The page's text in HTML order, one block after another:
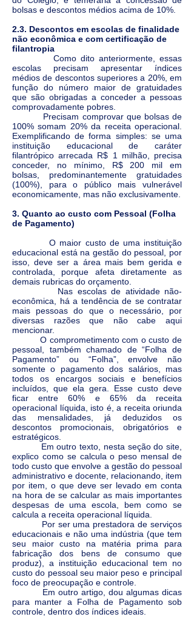
bolsas e descontos médios acima de 10%.
2.3. Descontos em escolas de finalidade
não econômica e com certificação de
filantropia
Como dito anteriormente, essas
escolas precisam apresentar índices
médios de descontos superiores a 20%, em
função do número maior de gratuidades
que são obrigadas a conceder a pessoas
comprovadamente pobres.
Precisam comprovar que bolsas de
100% somam 20% da receita operacional.
Exemplificando de forma simples: se uma
instituição educacional de caráter
filantrópico arrecada R$ 1 milhão, precisa
conceder, no mínimo, R$ 200 mil em
bolsas, predominantemente gratuidades
(100%), para o público mais vulnerável
economicamente, mas não exclusivamente.
3. Quanto ao custo com Pessoal (Folha
de Pagamento)
O maior custo de uma instituição
educacional está na gestão do pessoal, por
isso, deve ser a área mais bem gerida e
controlada, porque afeta diretamente as
demais rubricas do orçamento.
Nas escolas de atividade não-
econômica, há a tendência de se contratar
mais pessoas do que o necessário, por
diversas razões que não cabe aqui
mencionar.
O comprometimento com o custo de
pessoal, também chamado de “Folha de
Pagamento” ou “Folha”, envolve não
somente o pagamento dos salários, mas
todos os encargos sociais e benefícios
incluídos, que ela gera. Esse custo deve
ficar entre 60% e 65% da receita
operacional líquida, isto é, a receita oriunda
das mensalidades, já deduzidos os
descontos promocionais, obrigatórios e
estratégicos.
Em outro texto, nesta seção do site,
explico como se calcula o peso mensal de
todo custo que envolve a gestão do pessoal
administrativo e docente, relacionando, item
por item, o que deve ser levado em conta
na hora de se calcular as mais importantes
despesas de uma escola, bem como se
calcula a receita operacional líquida.
Por ser uma prestadora de serviços
educacionais e não uma indústria (que tem
seu maior custo na matéria prima para
fabricação dos bens de consumo que
produz), a instituição educacional tem no
custo do pessoal seu maior peso e principal
foco de preocupação e controle.
Em outro artigo, dou algumas dicas
para manter a Folha de Pagamento sob
controle, dentro dos índices ideais.